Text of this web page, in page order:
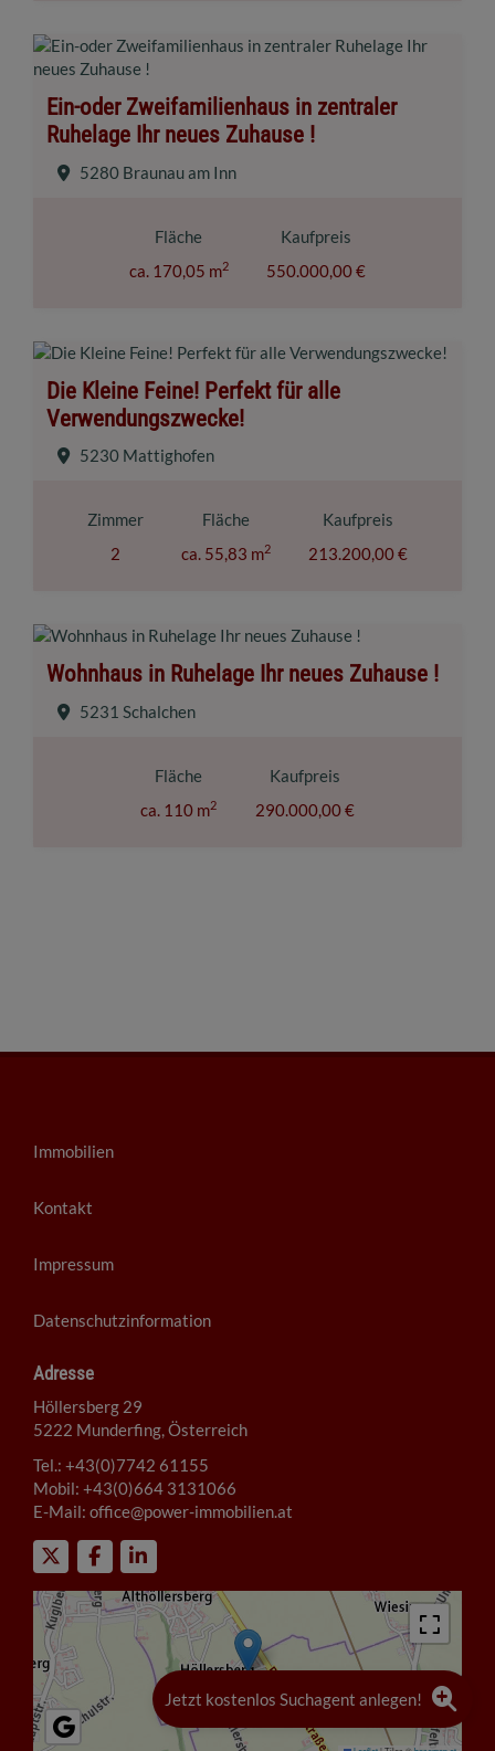
Ein-oder Zweifamilienhaus in zentraler
Ruhelage Ihr neues Zuhause !
5280 Braunau am Inn
Fläche
ca. 170,05 m2
Kaufpreis
550.000,00 €
Die Kleine Feine! Perfekt für alle
Verwendungszwecke!
5230 Mattighofen
Zimmer
2
Fläche
ca. 55,83 m2
Kaufpreis
213.200,00 €
Wohnhaus in Ruhelage Ihr neues Zuhause !
5231 Schalchen
Fläche
ca. 110 m2
Kaufpreis
290.000,00 €
Jetzt kostenlos Suchagent anlegen!
Immobilien
Kontakt
Impressum
Datenschutzinformation
Adresse
Höllersberg 29
5222 Munderfing, Österreich
Tel.: +43(0)7742 61155
Mobil: +43(0)664 3131066
E-Mail: office@power-immobilien.at